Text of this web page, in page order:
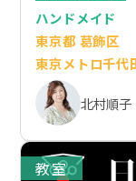
ハンドメイド
東京都 葛飾区
東京メトロ千代
北村順子
教室